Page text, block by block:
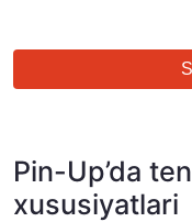
Pin-Up’da
xususiyatlari